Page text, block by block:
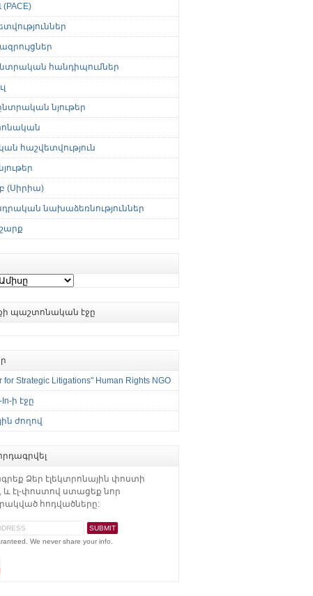
հանդիպումներ
նյութեր
հաշվետվություն
(Սիրիա)
նախաձեռնություններ
պաշտոնական էջը
for Strategic Litigations" Human Rights NGO
In-ի էջը
ժողով
Ձեր էլեկտրոնային փոստի
և էլ-փոստով ստացեք նոր
հոդվածները:
We never share your info.